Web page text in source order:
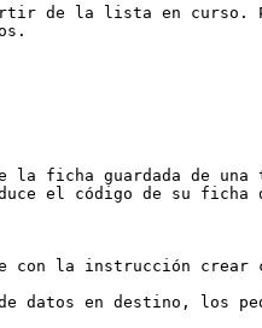
de la lista en
ficha guardada de
el código de su ficha
con la instrucción crear
datos en destino, los